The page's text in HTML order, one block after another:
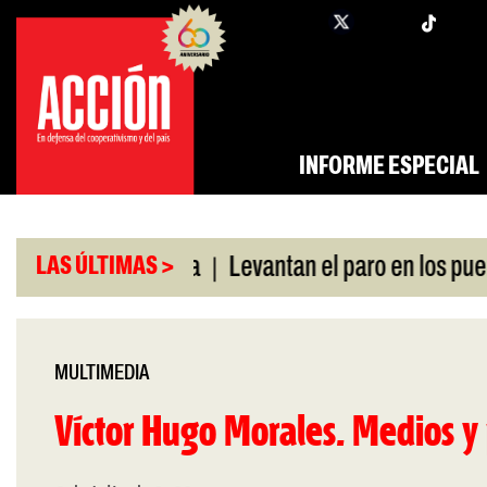
Saltar
contenido
facebook
INFORME ESPECIAL
LAS ÚLTIMAS >
con China | Levantan el paro en los puertos
MULTIMEDIA
Víctor Hugo Morales. Medios